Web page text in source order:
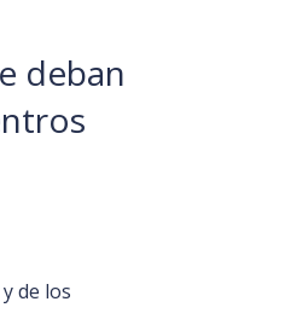
deban
de los